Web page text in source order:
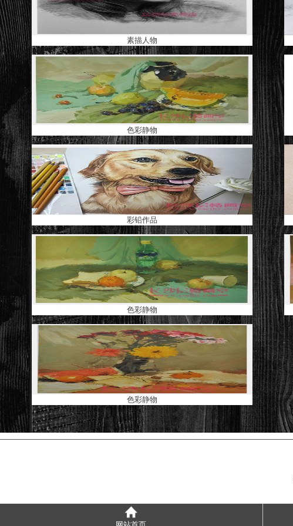
素描人物
色彩静物
彩铅作品
色彩静物
色彩静物